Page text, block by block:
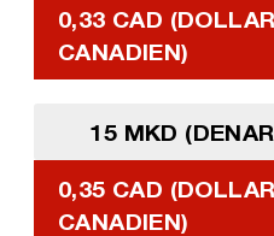
0,33 CAD (DOLLAR
CANADIEN)
15 MKD
0,35 CAD (DOLLAR
CANADIEN)